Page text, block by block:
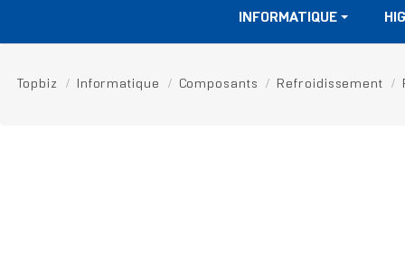
INFORMATIQUE
Topbiz Informatique Composants Refroidissement